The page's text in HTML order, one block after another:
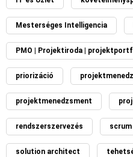
Mesterséges Intelligencia
PMO | Projektiroda |
priorizáció
projektmenedzsment
rendszerszervezés
solution architect